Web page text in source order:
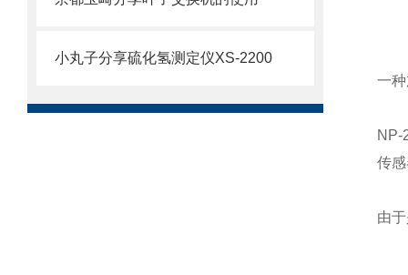
小丸子分享硫化氢测定仪XS-2200
一
NP-
传
由